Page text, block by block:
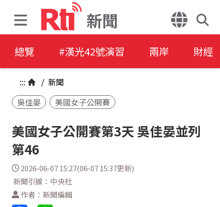
新聞
總覽 #漢光42號演習 兩岸 財經
::: / 新聞
吳佳晏
美國女子公開賽
美國女子公開賽第3天 吳佳晏並列
第46
2026-06-07 15:27(06-07 15:37更新)
新聞引據：中央社
作者：新聞編輯